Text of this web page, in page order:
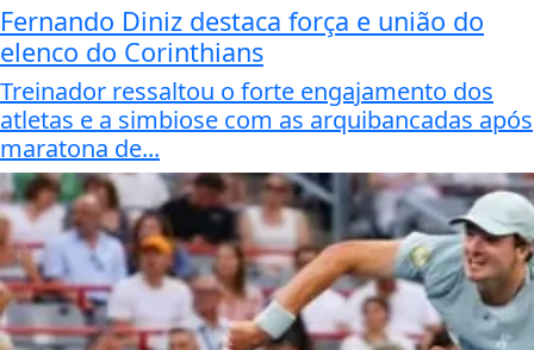
Fernando Diniz destaca força e união do
elenco do Corinthians
Treinador ressaltou o forte engajamento dos
atletas e a simbiose com as arquibancadas após
maratona de...